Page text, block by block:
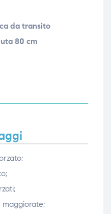
da transito
80 cm